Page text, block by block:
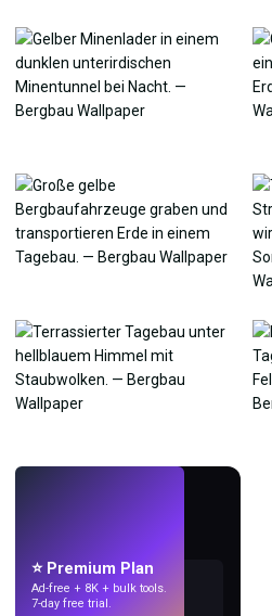
⭐ Premium Plan
Ad-free + 8K + bulk tools.
7-day free trial.